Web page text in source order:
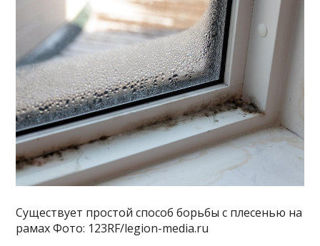
Существует простой способ борьбы с плесенью на
рамах Фото: 123RF/legion-media.ru